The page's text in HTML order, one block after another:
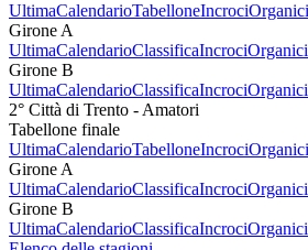
UltimaCalendarioTabelloneIncrociOrganici
Girone A
UltimaCalendarioClassificaIncrociOrganici
Girone B
UltimaCalendarioClassificaIncrociOrganici
2° Città di Trento - Amatori
Tabellone finale
UltimaCalendarioTabelloneIncrociOrganici
Girone A
UltimaCalendarioClassificaIncrociOrganici
Girone B
UltimaCalendarioClassificaIncrociOrganici